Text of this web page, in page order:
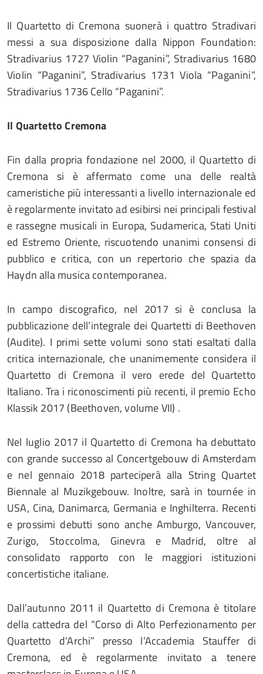
Il Quartetto di Cremona suonerà i quattro Stradivari
messi a sua disposizione dalla Nippon Foundation:
Stradivarius 1727 Violin “Paganini”, Stradivarius 1680
Violin “Paganini”, Stradivarius 1731 Viola “Paganini”,
Stradivarius 1736 Cello “Paganini”.
Il Quartetto Cremona
Fin dalla propria fondazione nel 2000, il Quartetto di
Cremona si è affermato come una delle realtà
cameristiche più interessanti a livello internazionale ed
è regolarmente invitato ad esibirsi nei principali festival
e rassegne musicali in Europa, Sudamerica, Stati Uniti
ed Estremo Oriente, riscuotendo unanimi consensi di
pubblico e critica, con un repertorio che spazia da
Haydn alla musica contemporanea.
In campo discografico, nel 2017 si è conclusa la
pubblicazione dell’integrale dei Quartetti di Beethoven
(Audite). I primi sette volumi sono stati esaltati dalla
critica internazionale, che unanimemente considera il
Quartetto di Cremona il vero erede del Quartetto
Italiano. Tra i riconoscimenti più recenti, il premio Echo
Klassik 2017 (Beethoven, volume VII) .
Nel luglio 2017 il Quartetto di Cremona ha debuttato
con grande successo al Concertgebouw di Amsterdam
e nel gennaio 2018 parteciperà alla String Quartet
Biennale al Muzikgebouw. Inoltre, sarà in tournée in
USA, Cina, Danimarca, Germania e Inghilterra. Recenti
e prossimi debutti sono anche Amburgo, Vancouver,
Zurigo, Stoccolma, Ginevra e Madrid, oltre al
consolidato rapporto con le maggiori istituzioni
concertistiche italiane.
Dall’autunno 2011 il Quartetto di Cremona è titolare
della cattedra del “Corso di Alto Perfezionamento per
Quartetto d’Archi” presso l’Accademia Stauffer di
Cremona, ed è regolarmente invitato a tenere